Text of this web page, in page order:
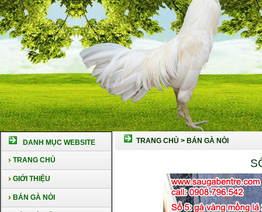
DANH MỤC WEBSITE
TRANG CHỦ
GIỚI THIỆU
BÁN GÀ NÒI
TRANG CHỦ > BÁN GÀ NÒI